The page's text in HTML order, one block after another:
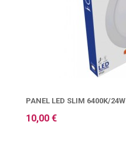
PANEL LED SLIM 6400K/24W
10,00 €